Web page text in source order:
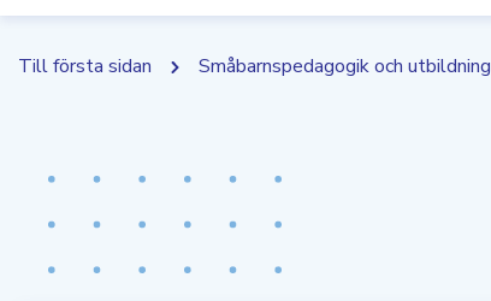
Till första sidan Småbarnspedagogik och utbildning